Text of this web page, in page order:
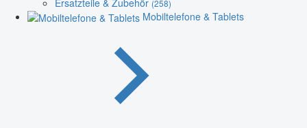
(258)
Mobiltelefone & Tablets